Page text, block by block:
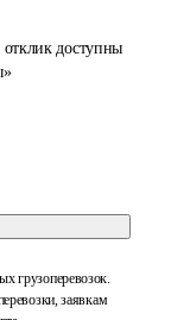
доступны
грузоперевозок.
заявкам